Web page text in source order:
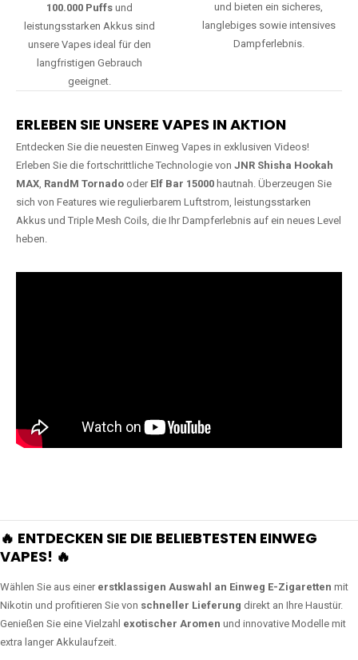
100.000 Puffsund
leistungsstarken Akkus sind
unsere Vapes ideal für den
langfristigen Gebrauch
geeignet.
und bieten ein sicheres,
langlebiges sowie intensives
Dampferlebnis.
ERLEBEN SIE UNSERE VAPES IN AKTION
Entdecken Sie die neuesten Einweg Vapes in exklusiven Videos!
Erleben Sie die fortschrittliche Technologie von JNR Shisha Hookah
MAX, RandM Tornado oder Elf Bar 15000 hautnah. Überzeugen Sie
sich von Features wie regulierbarem Luftstrom, leistungsstarken
Akkus und Triple Mesh Coils, die Ihr Dampferlebnis auf ein neues Level
heben.
🔥 ENTDECKEN SIE DIE BELIEBTESTEN EINWEG
VAPES! 🔥
Wählen Sie aus einer erstklassigen Auswahl an Einweg E-Zigaretten mit
Nikotin und profitieren Sie von schneller Lieferung direkt an Ihre Haustür.
Genießen Sie eine Vielzahl exotischer Aromen und innovative Modelle mit
extra langer Akkulaufzeit.